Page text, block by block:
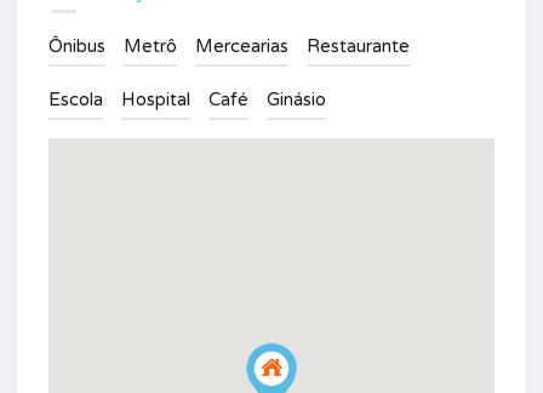
Ônibus Metrô Mercearias Restaurante
Escola Hospital Café Ginásio